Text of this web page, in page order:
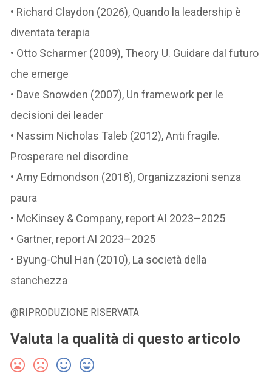
• Richard Claydon (2026), Quando la leadership è
diventata terapia
• Otto Scharmer (2009), Theory U. Guidare dal futuro
che emerge
• Dave Snowden (2007), Un framework per le
decisioni dei leader
• Nassim Nicholas Taleb (2012), Anti fragile.
Prosperare nel disordine
• Amy Edmondson (2018), Organizzazioni senza
paura
• McKinsey & Company, report AI 2023–2025
• Gartner, report AI 2023–2025
• Byung-Chul Han (2010), La società della
stanchezza
@RIPRODUZIONE RISERVATA
Valuta la qualità di questo articolo